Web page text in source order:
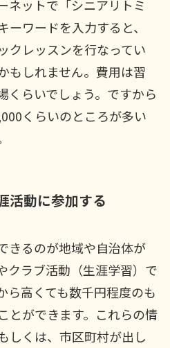
ネットで「シニアリトミ
ーワードを入力すると、
クレッスンを行なってい
もしれません。費用は習
くらいでしょう。ですから
くらいのところが多い
活動に参加する
きるのが地域や自治体が
クラブ活動（生涯学習）で
ら高くても数千円程度のも
とができます。これらの情
しくは、市区町村が出し